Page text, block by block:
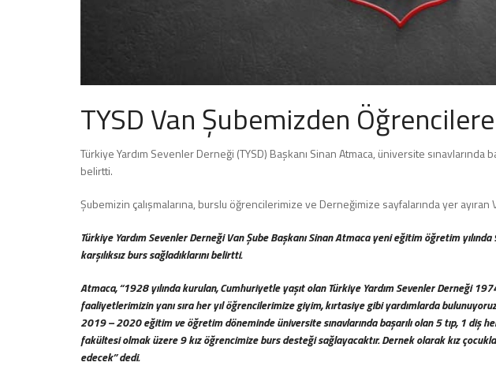
TYSD Van Şubemizden
Türkiye Yardım Sevenler Derneği (TYSD) Başkanı Sinan Atmaca, üniversite sınavlarında
belirtti.
Şubemizin çalışmalarına, burslu öğrencilerimize ve Derneğimize sayfalarında yer
Türkiye Yardım Sevenler Derneği Van Şube Başkanı Sinan Atmaca yeni eğitim öğretim
karşılıksız burs sağladıklarını belirtti.
Atmaca, “1928 yılında kurulan, Cumhuriyetle yaşıt olan Türkiye Yardım Sevenler Derneği
faaliyetlerimizin yanı sıra her yıl öğrencilerimize giyim, kırtasiye gibi yardımlarda
2019 – 2020 eğitim ve öğretim döneminde üniversite sınavlarında başarılı olan 5 tıp, 1 diş
fakültesi olmak üzere 9 kız öğrencimize burs desteği sağlayacaktır. Dernek olarak kız
edecek” dedi.